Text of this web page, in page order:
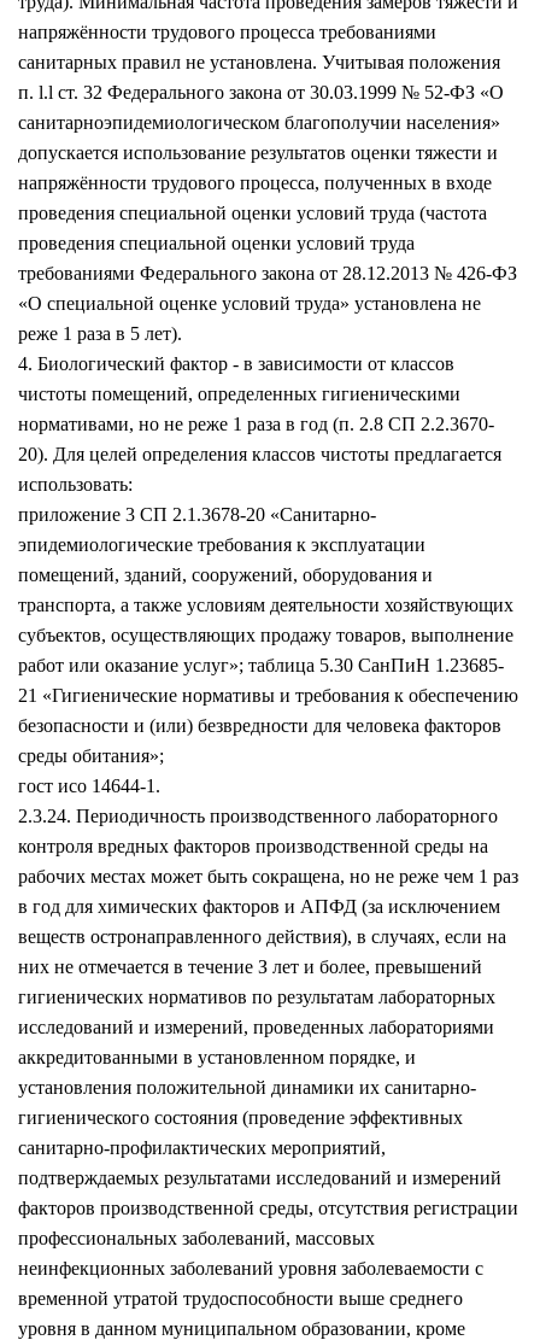
напряжённости трудового процесса требованиями
санитарных правил не установлена. Учитывая положения
п. l.l ст. 32 Федерального закона от 30.03.1999 № 52-ФЗ «О
санитарноэпидемиологическом благополучии населения»
допускается использование результатов оценки тяжести и
напряжённости трудового процесса, полученных в входе
проведения специальной оценки условий труда (частота
проведения специальной оценки условий труда
требованиями Федерального закона от 28.12.2013 № 426-ФЗ
«О специальной оценке условий труда» установлена не
реже 1 раза в 5 лет).
4. Биологический фактор - в зависимости от классов
чистоты помещений, определенных гигиеническими
нормативами, но не реже 1 раза в год (п. 2.8 СП 2.2.3670-
20). Для целей определения классов чистоты предлагается
использовать:
приложение 3 СП 2.1.3678-20 «Санитарно-
эпидемиологические требования к эксплуатации
помещений, зданий, сооружений, оборудования и
транспорта, а также условиям деятельности хозяйствующих
субъектов, осуществляющих продажу товаров, выполнение
работ или оказание услуг»; таблица 5.30 СанПиН 1.23685-
21 «Гигиенические нормативы и требования к обеспечению
безопасности и (или) безвредности для человека факторов
среды обитания»;
гост исо 14644-1.
2.3.24. Периодичность производственного лабораторного
контроля вредных факторов производственной среды на
рабочих местах может быть сокращена, но не реже чем 1 раз
в год для химических факторов и АПФД (за исключением
веществ остронаправленного действия), в случаях, если на
них не отмечается в течение З лет и более, превышений
гигиенических нормативов по результатам лабораторных
исследований и измерений, проведенных лабораториями
аккредитованными в установленном порядке, и
установления положительной динамики их санитарно-
гигиенического состояния (проведение эффективных
санитарно-профилактических мероприятий,
подтверждаемых результатами исследований и измерений
факторов производственной среды, отсутствия регистрации
профессиональных заболеваний, массовых
неинфекционных заболеваний уровня заболеваемости с
временной утратой трудоспособности выше среднего
уровня в данном муниципальном образовании, кроме